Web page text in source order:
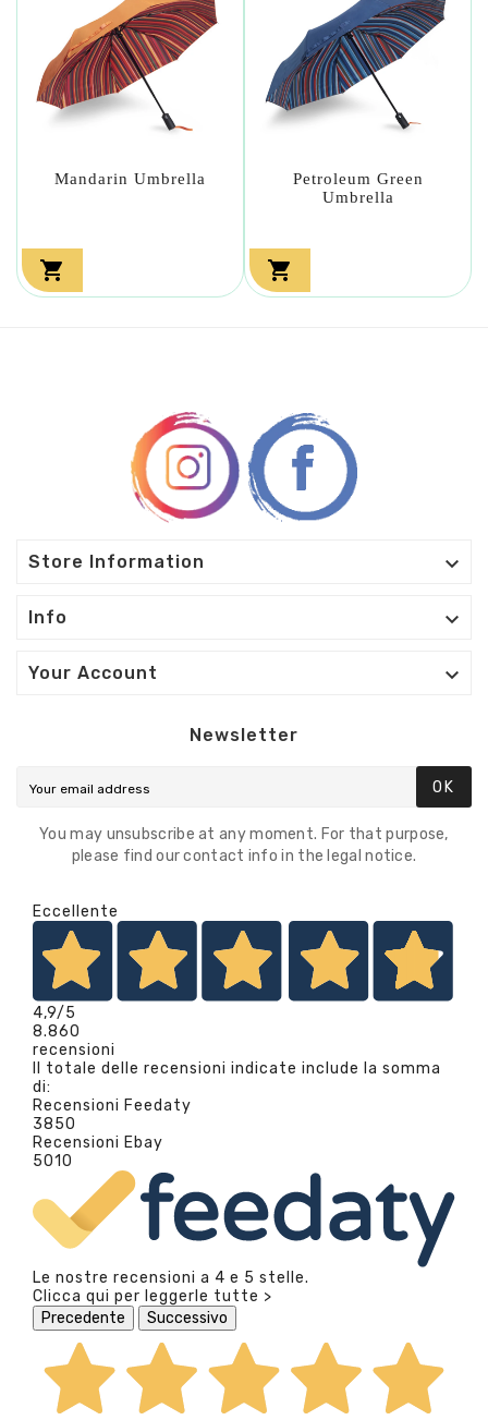
Mandarin Umbrella

Petroleum Green
Umbrella

Store Information 
Info 
Your Account 
Newsletter
OK
You may unsubscribe at any moment. For that purpose,
please find our contact info in the legal notice.
Eccellente
4,9/5
8.860
recensioni
Il totale delle recensioni indicate include la somma
di:
Recensioni Feedaty
3850
Recensioni Ebay
5010
Le nostre recensioni a 4 e 5 stelle.
Clicca qui per leggerle tutte >
Precedente
Successivo